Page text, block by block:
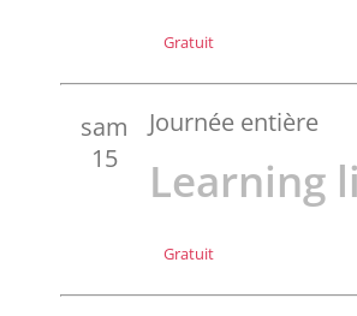
Gratuit
sam
15
Journée entière
Learning
Gratuit